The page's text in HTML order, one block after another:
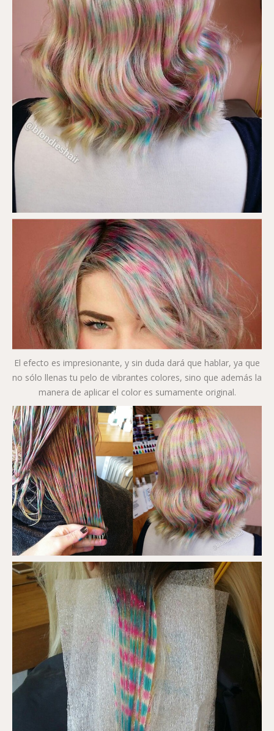
El efecto es impresionante, y sin duda dará que hablar, ya que
no sólo llenas tu pelo de vibrantes colores, sino que además la
manera de aplicar el color es sumamente original.